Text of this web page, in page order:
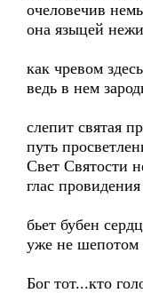
очеловечив
она языцей
как чревом
ведь в нем
слепит святая
путь
Свет Святости
глас
бьет бубен
уже не шепотом
Бог тот...кто